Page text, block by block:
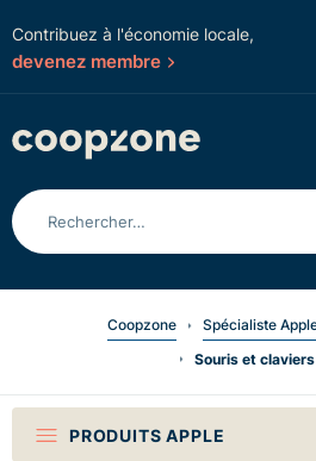
Contribuez à l'économie locale,
devenez membre
Coopzone Spécialiste
Souris et
PRODUITS APPLE